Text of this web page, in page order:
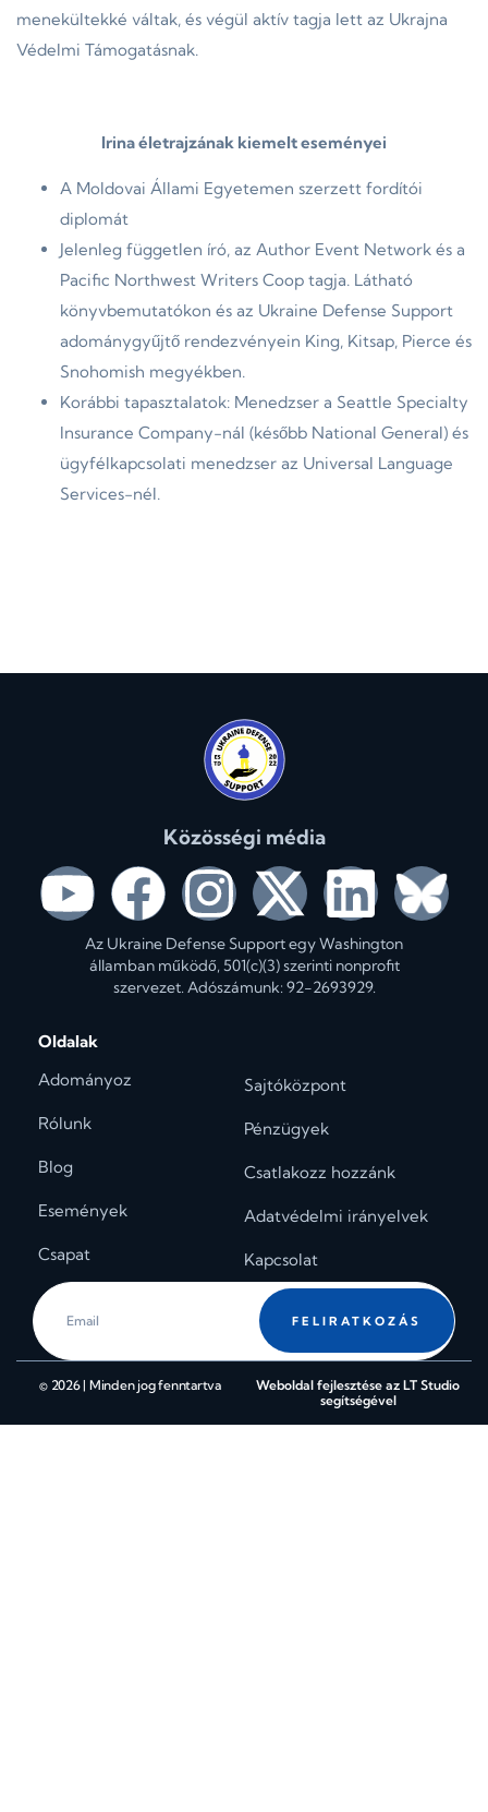
menekültekké váltak, és végül aktív tagja lett az Ukrajna
Védelmi Támogatásnak.
Irina életrajzának kiemelt eseményei
A Moldovai Állami Egyetemen szerzett fordítói
diplomát
Jelenleg független író, az Author Event Network és a
Pacific Northwest Writers Coop tagja. Látható
könyvbemutatókon és az Ukraine Defense Support
adománygyűjtő rendezvényein King, Kitsap, Pierce és
Snohomish megyékben.
Korábbi tapasztalatok: Menedzser a Seattle Specialty
Insurance Company-nál (később National General) és
ügyfélkapcsolati menedzser az Universal Language
Services-nél.
Közösségi média
Az Ukraine Defense Support egy Washington
államban működő, 501(c)(3) szerinti nonprofit
szervezet. Adószámunk: 92-2693929.
Oldalak
Adományoz
Rólunk
Blog
Események
Csapat
Sajtóközpont
Pénzügyek
Csatlakozz hozzánk
Adatvédelmi irányelvek
Kapcsolat
FELIRATKOZÁS
© 2026 | Minden jog fenntartva
Weboldal fejlesztése az LT Studio
segítségével